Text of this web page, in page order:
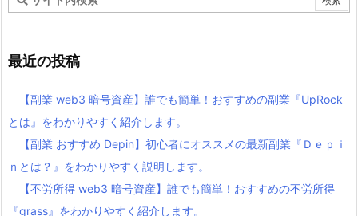
最近の投稿
【副業 web3 暗号資産】誰でも簡単！おすすめの副業『UpRock
とは』をわかりやすく紹介します。
【副業 おすすめ Depin】初心者にオススメの最新副業『Ｄｅｐｉ
ｎとは？』をわかりやすく説明します。
【不労所得 web3 暗号資産】誰でも簡単！おすすめの不労所得
『grass』をわかりやすく紹介します。